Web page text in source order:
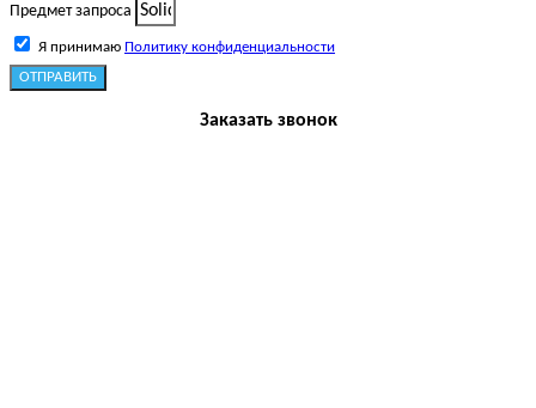
Предмет запроса
Я принимаю Политику конфиденциальности
ОТПРАВИТЬ
Заказать звонок